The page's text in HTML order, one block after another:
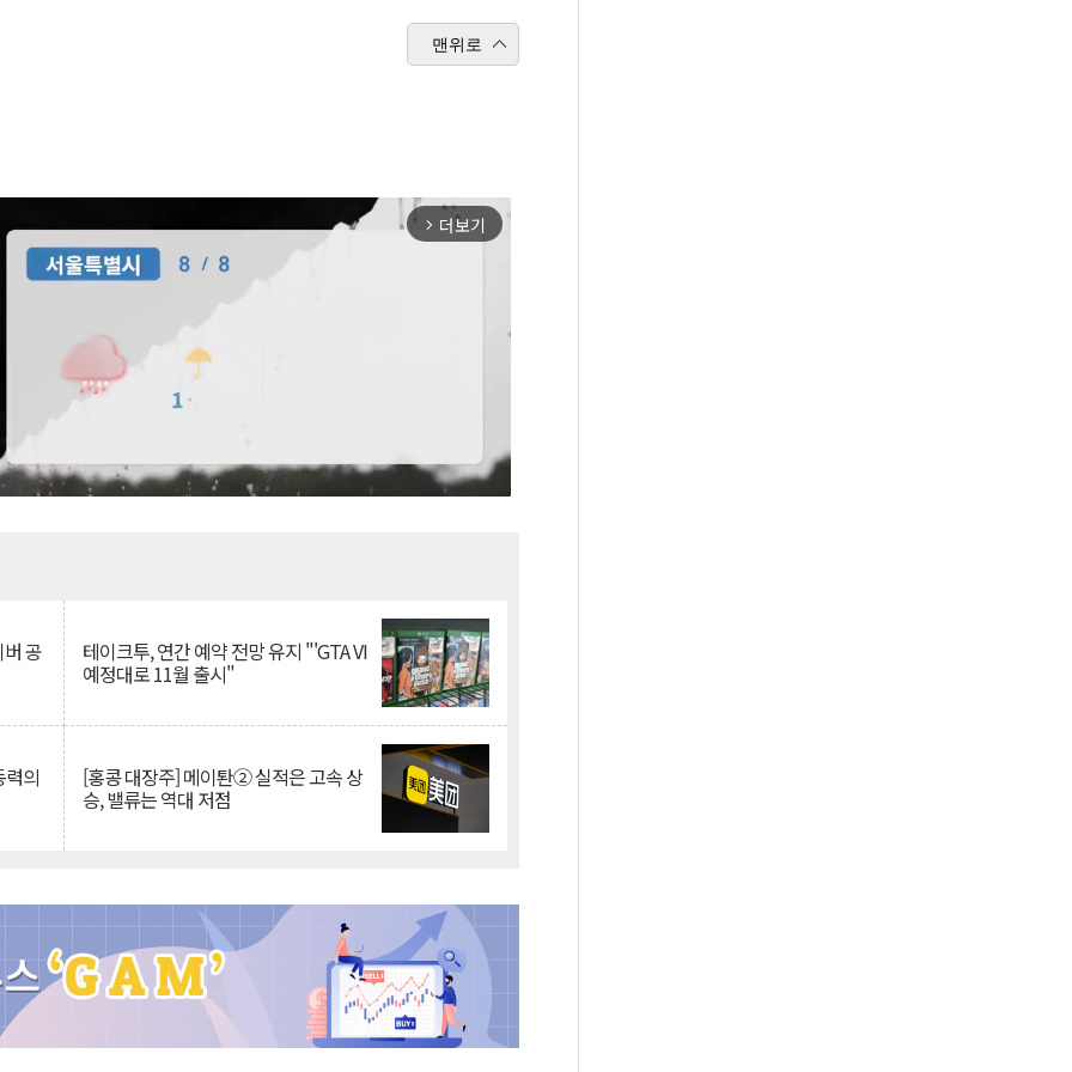
맨위로
arrow_forward_ios 더보기
공 테이크투, 연간 예약 전망 유지 "'GTA VI
예정대로 11월 출시"
의 [홍콩 대장주] 메이퇀② 실적은 고속 상
승, 밸류는 역대 저점